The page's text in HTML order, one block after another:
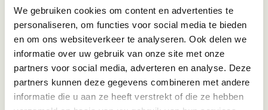
We gebruiken cookies om content en advertenties te
personaliseren, om functies voor social media te bieden
en om ons websiteverkeer te analyseren. Ook delen we
informatie over uw gebruik van onze site met onze
partners voor social media, adverteren en analyse. Deze
partners kunnen deze gegevens combineren met andere
informatie die u aan ze heeft verstrekt of die ze hebben
Confirm Email
Telefoon *
Jouw telefoonnummer vragen we uit, zodat een